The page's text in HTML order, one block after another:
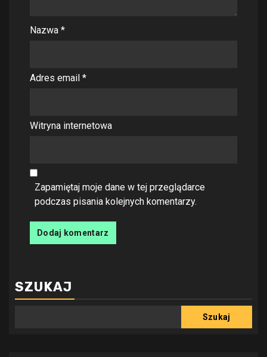
Nazwa *
Adres email *
Witryna internetowa
Zapamiętaj moje dane w tej przeglądarce
podczas pisania kolejnych komentarzy.
SZUKAJ
Szukaj